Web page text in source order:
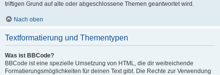
triftigen Grund auf alte oder abgeschlossene Themen geantwortet wird.
Nach oben
Textformatierung und Thementypen
Was ist BBCode?
BBCode ist eine spezielle Umsetzung von HTML, die dir weitreichende
Formatierungsmöglichkeiten für deinen Text gibt. Die Rechte zur Verwendung